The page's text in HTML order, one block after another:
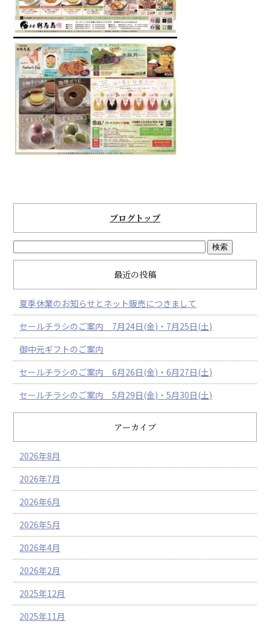
ブログトップ
最近の投稿
夏季休業のお知らせとネット販売につきまして
セールチラシのご案内 7月24日(金)・7月25日(土)
御中元ギフトのご案内
セールチラシのご案内 6月26日(金)・6月27日(土)
セールチラシのご案内 5月29日(金)・5月30日(土)
アーカイブ
2026年8月
2026年7月
2026年6月
2026年5月
2026年4月
2026年2月
2025年12月
2025年11月